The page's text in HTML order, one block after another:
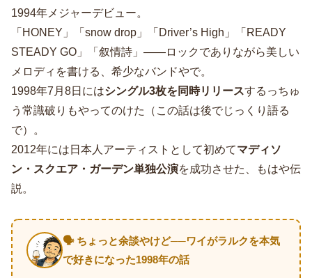
1994年メジャーデビュー。
「HONEY」「snow drop」「Driver’s High」「READY
STEADY GO」「叙情詩」――ロックでありながら美しい
メロディを書ける、希少なバンドやで。
1998年7月8日にはシングル3枚を同時リリースするっちゅ
う常識破りもやってのけた（この話は後でじっくり語る
で）。
2012年には日本人アーティストとして初めてマディソ
ン・スクエア・ガーデン単独公演を成功させた、もはや伝
説。
🗣️ ちょっと余談やけど──ワイがラルクを本気
で好きになった1998年の話